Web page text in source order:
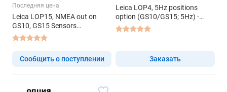
Последняя цена
Leica LOP15, NMEA out on
GS10, GS15 Sensors
(GS10/GS15; отправка NMEA)
- право на использование ПО
Сообщить о поступлении
Leica LOP4, 5Hz positions
option (GS10/GS15; 5Hz) -
право на использование ПО
Заказать